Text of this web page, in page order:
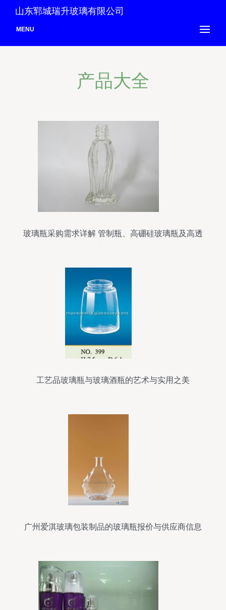
山东郓城瑞升玻璃有限公司
MENU
产品大全
玻璃瓶采购需求详解 管制瓶、高硼硅玻璃瓶及高透
工艺品玻璃瓶与玻璃酒瓶的艺术与实用之美
广州爱淇玻璃包装制品的玻璃瓶报价与供应商信息